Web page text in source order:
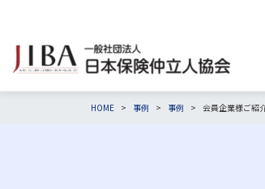
HOME 事例 事例 会員企業様ご紹